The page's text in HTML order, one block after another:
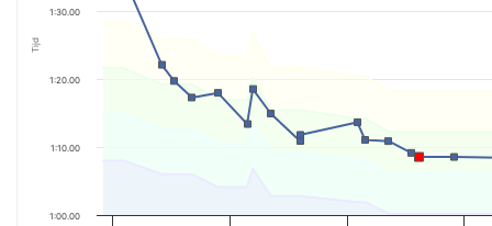
Tijd
1:00.00
1:10.00
1:20.00
1:30.00